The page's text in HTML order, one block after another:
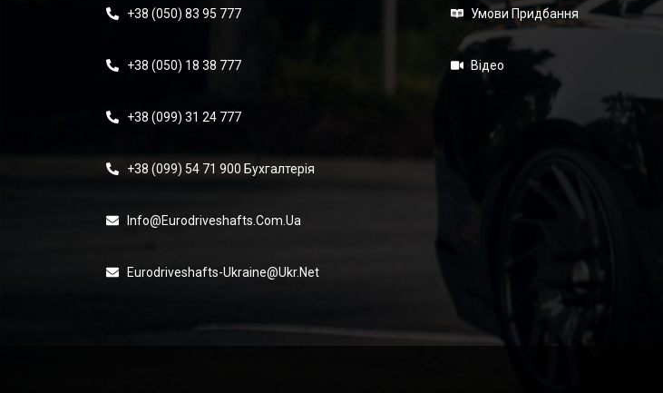
+38 (050) 83 95 777
+38 (050) 18 38 777
+38 (099) 31 24 777
+38 (099) 54 71 900 Бухгалтерія
Info@eurodriveshafts.com.ua
Eurodriveshafts-Ukraine@ukr.net
Умови Придбання
Відео